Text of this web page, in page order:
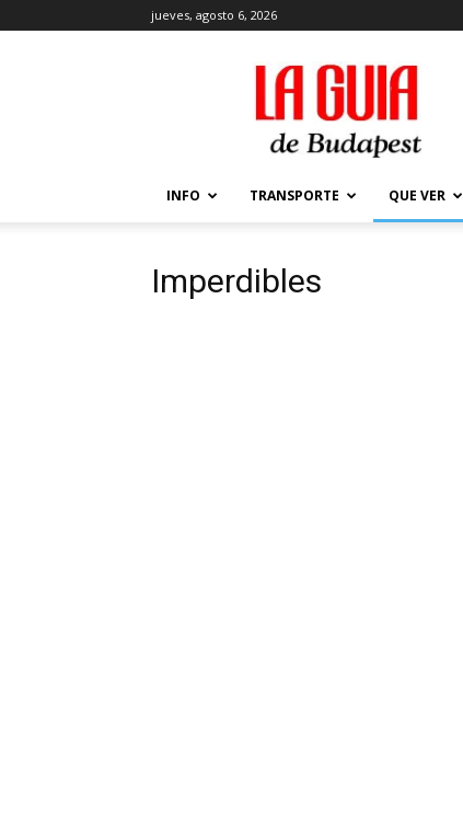
jueves, agosto 6, 2026
La
Guía
de
Budapest
Que
INFO TRANSPORTE QUE VER
Imperdibles